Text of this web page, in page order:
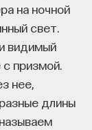
на ночной
свет.
видимый
призмой.
нее,
длины